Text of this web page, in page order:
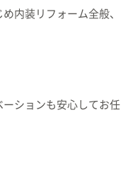
内装リフォーム全般、
ションも安心してお任